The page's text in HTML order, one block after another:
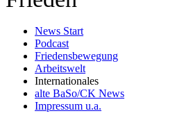
News Start
Podcast
Friedensbewegung
Arbeitswelt
Internationales
alte BaSo/CK News
Impressum u.a.